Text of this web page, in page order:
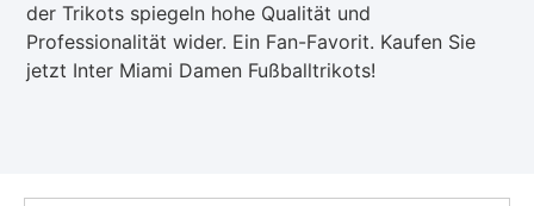
der Trikots spiegeln hohe Qualität und
Professionalität wider. Ein Fan-Favorit. Kaufen Sie
jetzt Inter Miami Damen Fußballtrikots!